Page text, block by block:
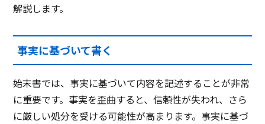
解説します。
事実に基づいて書く
始末書では、事実に基づいて内容を記述することが非常
に重要です。事実を歪曲すると、信頼性が失われ、さら
に厳しい処分を受ける可能性が高まります。事実に基づ